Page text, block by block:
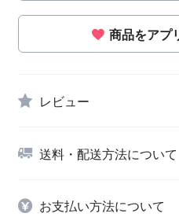
商品をアプ
レビュー
送料・配送方法について
お支払い方法について